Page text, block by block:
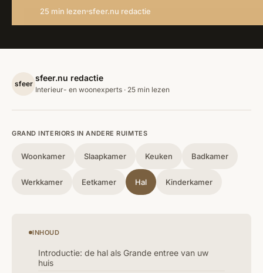
25 min lezen sfeer.nu redactie
sfeer
sfeer.nu redactie
Interieur- en woonexperts · 25 min lezen
GRAND INTERIORS IN ANDERE RUIMTES
Woonkamer Slaapkamer Keuken Badkamer
Werkkamer Eetkamer Hal Kinderkamer
INHOUD
Introductie: de hal als Grande entree van uw
huis